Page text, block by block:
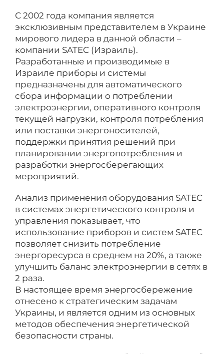
С 2002 года компания является
эксклюзивным представителем в Украине
мирового лидера в данной области –
компании SATEC (Израиль).
Разработанные и производимые в
Израиле приборы и системы
предназначены для автоматического
сбора информации о потреблении
электроэнергии, оперативного контроля
текущей нагрузки, контроля потребления
или поставки энергоносителей,
поддержки принятия решений при
планировании энергопотребления и
разработки энергосберегающих
мероприятий.
Анализ применения оборудования SATEC
в системах энергетического контроля и
управления показывает, что
использование приборов и систем SATEC
позволяет снизить потребление
энергоресурса в среднем на 20%, а также
улучшить баланс электроэнергии в сетях в
2 раза.
В настоящее время энергосбережение
отнесено к стратегическим задачам
Украины, и является одним из основных
методов обеспечения энергетической
безопасности страны.